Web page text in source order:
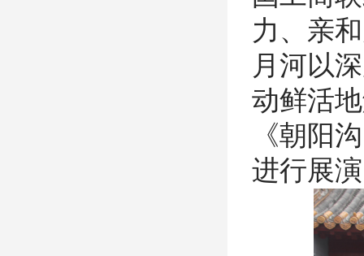
力、亲
月河以
动鲜活
《朝阳
进行展